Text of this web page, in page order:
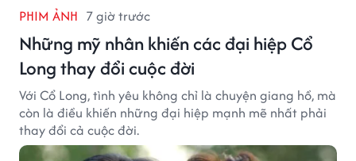
PHIM ẢNH 7 giờ trước
Những mỹ nhân khiến các đại hiệp Cổ
Long thay đổi cuộc đời
Với Cổ Long, tình yêu không chỉ là chuyện giang hồ, mà
còn là điều khiến những đại hiệp mạnh mẽ nhất phải
thay đổi cả cuộc đời.